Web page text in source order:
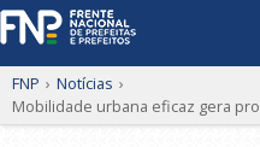
FNP › Notícias ›
Mobilidade urbana eficaz gera